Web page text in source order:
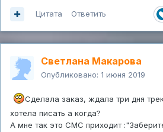
Цитата Ответить
Светлана Макарова
Опубликовано: 1 июня 2019
Сделала заказ, ждала три дня
хотела писать а когда?
А мне так это СМС приходит